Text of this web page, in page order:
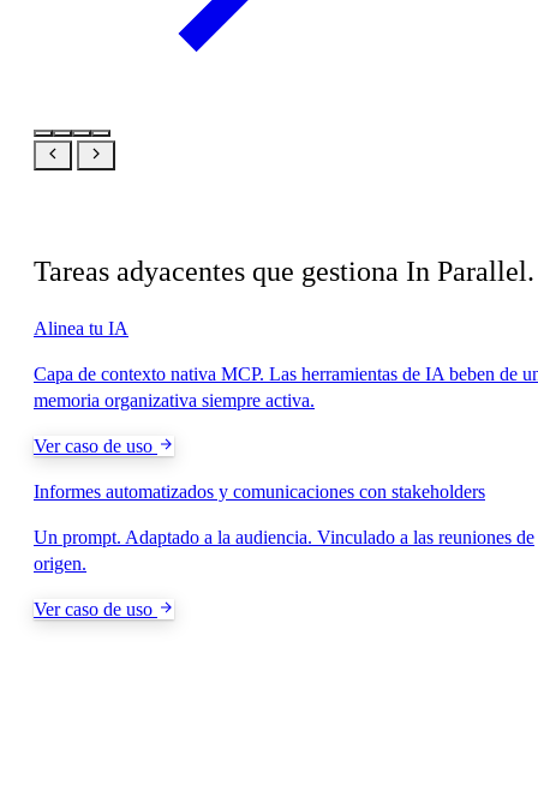
Tareas adyacentes que gestiona In Parallel.
Alinea tu IA
Capa de contexto nativa MCP. Las herramientas de IA beben de
memoria organizativa siempre activa.
Ver caso de uso
Informes automatizados y comunicaciones con stakeholders
Un prompt. Adaptado a la audiencia. Vinculado a las reuniones de
origen.
Ver caso de uso